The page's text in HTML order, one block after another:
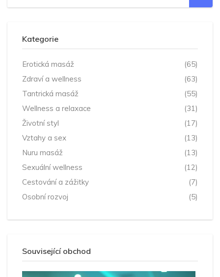
Kategorie
Erotická masáž
(65)
Zdraví a wellness
(63)
Tantrická masáž
(55)
Wellness a relaxace
(31)
Životní styl
(17)
Vztahy a sex
(13)
Nuru masáž
(13)
Sexuální wellness
(12)
Cestování a zážitky
(7)
Osobní rozvoj
(5)
Související obchod